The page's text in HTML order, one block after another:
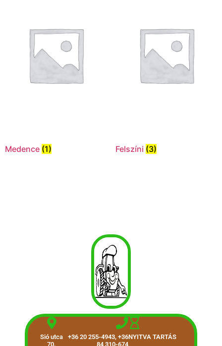
Medence (1) Felszíni (3)
Sió utca
70.
+36 20 255-4943, +36
84 310-674
NYITVA TARTÁS